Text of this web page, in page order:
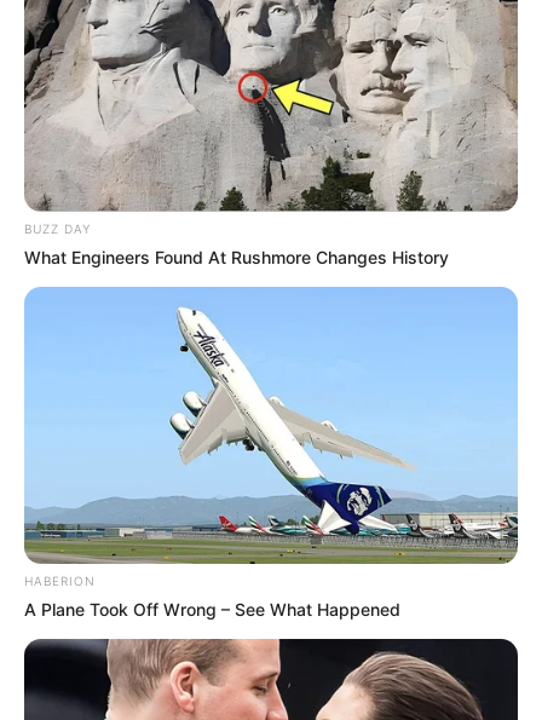
A Giant Columbian Anaconda Was Finally Caught On
Camera!
BUZZ DAY
Camera Zoomed On Trump's Hand As Sleeve Slipped
BUZZ DAY
What Engineers Found At Rushmore Changes History
HABERION
A Plane Took Off Wrong – See What Happened